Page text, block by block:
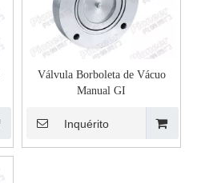
Válvula Borboleta de Vácuo
Manual GI
Inquérito